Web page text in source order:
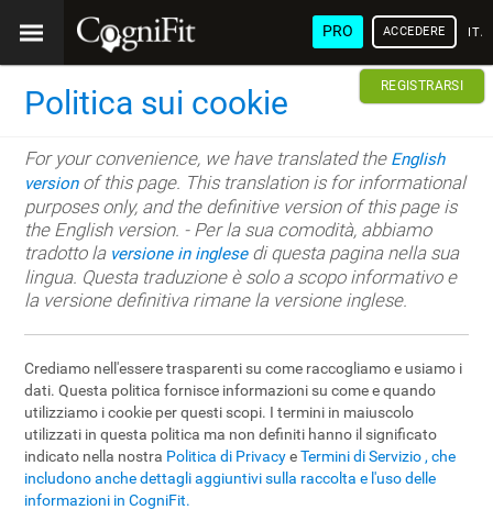
PRO ACCEDERE
REGISTRARSI
Politica sui cookie
For your convenience, we have translated the English
versionof this page. This translation is for informational
purposes only, and the definitive version of this page is
the English version. - Per la sua comodità, abbiamo
tradotto la versione in inglesedi questa pagina nella sua
lingua. Questa traduzione è solo a scopo informativo e
la versione definitiva rimane la versione inglese.
Crediamo nell'essere trasparenti su come raccogliamo e usiamo i
dati. Questa politica fornisce informazioni su come e quando
utilizziamo i cookie per questi scopi. I termini in maiuscolo
utilizzati in questa politica ma non definiti hanno il significato
indicato nella nostra Politica di PrivacyeTermini di Servizio , che
includono anche dettagli aggiuntivi sulla raccolta e l'uso delle
informazioni in CogniFit.